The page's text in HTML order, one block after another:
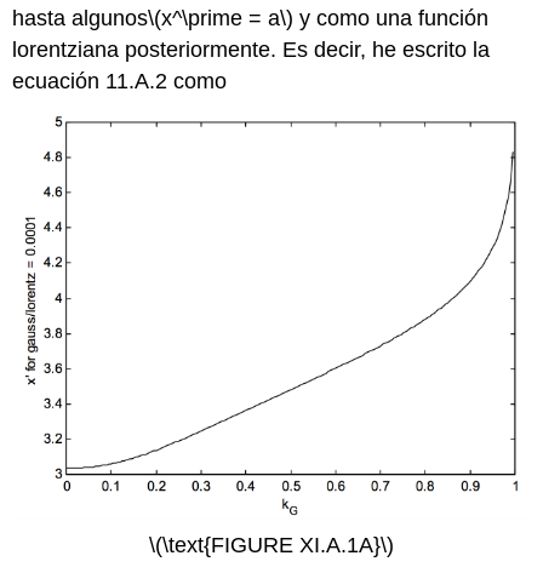
hasta algunos\(x^\prime = a\) y como una función
lorentziana posteriormente. Es decir, he escrito la
ecuación 11.A.2 como
\(\text{FIGURE XI.A.1A}\)